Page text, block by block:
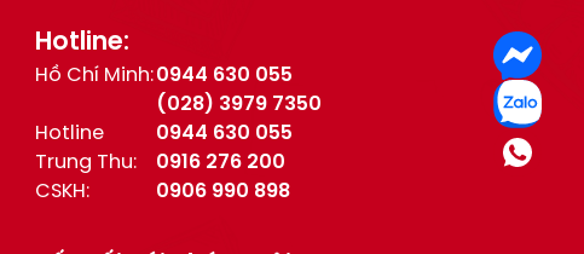
Hotline:
Hồ Chí Minh:0944 630 055
(028) 3979 7350
Hotline
Trung Thu:
0944 630 055
0916 276 200
CSKH:
0906 990 898